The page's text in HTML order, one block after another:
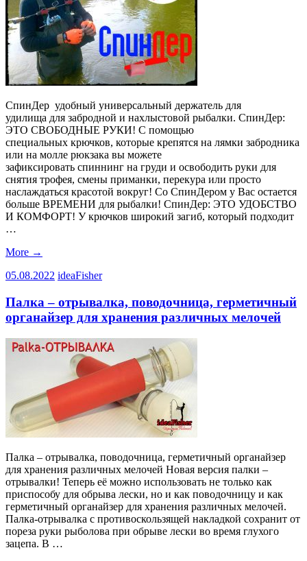
СпинДер удобный универсальный держатель для
удилища для забродной и нахлыстовой рыбалки. СпинДер:
ЭТО СВОБОДНЫЕ РУКИ! С помощью
специальных крючков, которые крепятся на лямки забродника
или на молле рюкзака вы можете
зафиксировать спиннинг на груди и освободить руки для
снятия трофея, смены приманки, перекура или просто
наслаждаться красотой вокруг! Со СпинДером у Вас остается
больше ВРЕМЕНИ для рыбалки! СпинДер: ЭТО УДОБСТВО
И КОМФОРТ! У крючков широкий загиб, который подходит
…
More →
05.08.2022 ideaFisher
Палка – отрывалка, поводочница, герметичный
органайзер для хранения различных мелочей
Палка – отрывалка, поводочница, герметичный органайзер
для хранения различных мелочей Новая версия палки –
отрывалки! Теперь её можно использовать не только как
приспособу для обрыва лески, но и как поводочницу и как
герметичный органайзер для хранения различных мелочей.
Палка-отрывалка с противоскользящей накладкой сохранит от
пореза руки рыболова при обрыве лески во время глухого
зацепа. В …